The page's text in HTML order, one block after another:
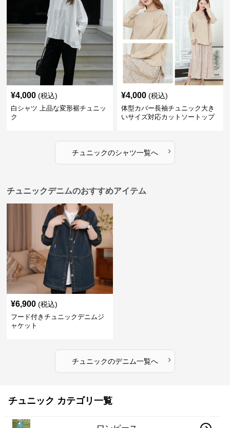
¥4,000 (税込)
白シャツ 上品な変形裾チュニッ
ク
¥4,000 (税込)
体型カバー長袖チュニック大き
いサイズ対応カットソートップ
チュニックのシャツ一覧へ ›
チュニックデニムのおすすめアイテム
¥6,900 (税込)
フード付きチュニックデニムジ
ャケット
チュニックのデニム一覧へ ›
チュニック カテゴリ一覧